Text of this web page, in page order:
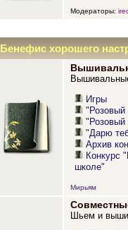
Модераторы:
Бенефис хорошего
Игры
"Розовый
"Розовый
"Дарю
Архив
Конкурс
школе"
Мирьям
Шьем и